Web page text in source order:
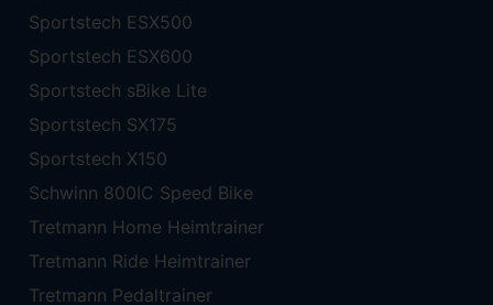
Sportstech ESX500
Sportstech ESX600
Sportstech sBike Lite
Sportstech SX175
Sportstech X150
Schwinn 800IC Speed Bike
Tretmann Home Heimtrainer
Tretmann Ride Heimtrainer
Tretmann Pedaltrainer